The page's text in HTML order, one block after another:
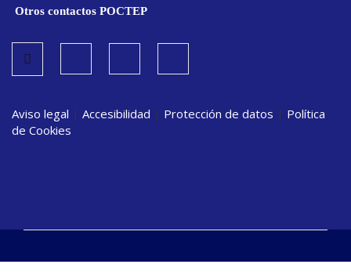
Otros contactos POCTEP
Aviso legal | Accesibilidad | Protección de datos | Política
de Cookies